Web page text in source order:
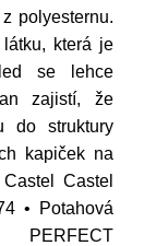
polyesternu.
která je
se lehce
zajistí, že
do struktury
kapiček na
Castel
• Potahová
PERFECT